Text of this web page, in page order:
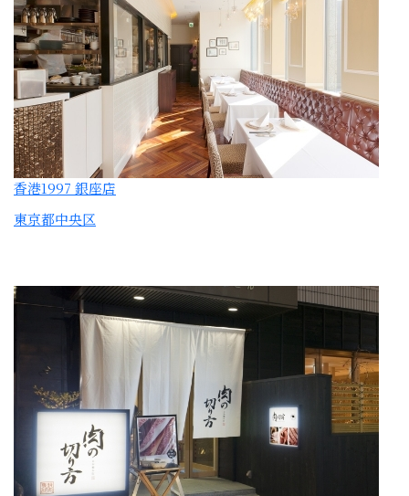
香港1997 銀座店
東京都中央区
肉の切り方 日本橋本店
東京都中央区